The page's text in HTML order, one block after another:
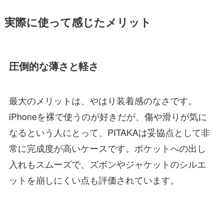
実際に使って感じたメリット
圧倒的な薄さと軽さ
最大のメリットは、やはり装着感のなさです。
iPhoneを裸で使うのが好きだが、傷や滑りが気に
なるという人にとって、PITAKAは妥協点として非
常に完成度が高いケースです。ポケットへの出し
入れもスムーズで、ズボンやジャケットのシルエ
ットを崩しにくい点も評価されています。